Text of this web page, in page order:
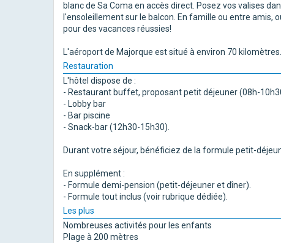
blanc de Sa Coma en accès direct. Posez vos valises
l'ensoleillement sur le balcon. En famille ou entre amis,
pour des vacances réussies!
L'aéroport de Majorque est situé à environ 70 kilomètres.
Restauration
L'hôtel dispose de :
- Restaurant buffet, proposant petit déjeuner (08h-
- Lobby bar
- Bar piscine
- Snack-bar (12h30-15h30).
Durant votre séjour, bénéficiez de la formule petit-
En supplément :
- Formule demi-pension (petit-déjeuner et dîner).
- Formule tout inclus (voir rubrique dédiée).
Les plus
Nombreuses activités pour les enfants
Plage à 200 mètres